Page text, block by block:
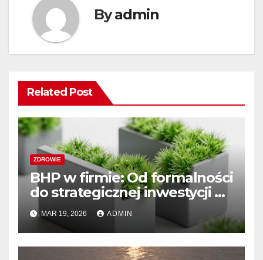
Byadmin
Related Post
ZDROWIE
BHP w firmie: Od formalności
do strategicznej inwestycji w
bezpieczeństwo i rozwój
MAR 19, 2026 ADMIN